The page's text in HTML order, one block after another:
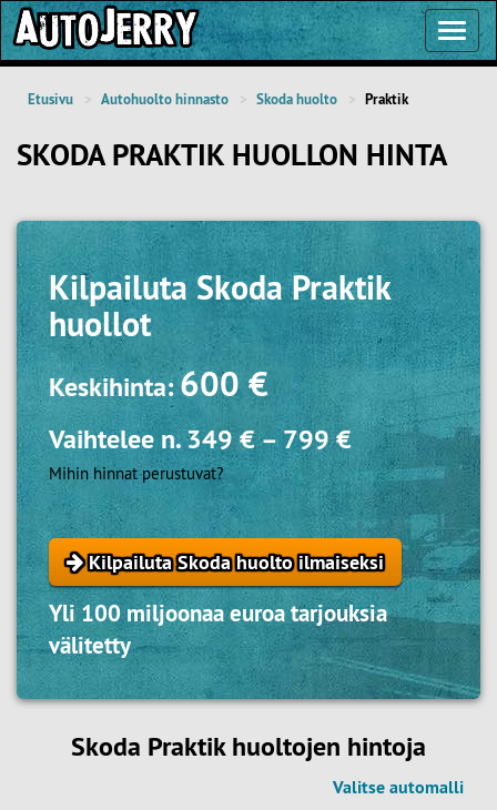
Etusivu Autohuolto hinnasto Skoda huolto Praktik
SKODA PRAKTIK HUOLLON HINTA
KilpailutaSkoda Praktik
huollot
Keskihinta:600 €
Vaihtelee n.349 €–799 €
Mihin hinnat perustuvat?
Kilpailuta Skoda huolto ilmaiseksi
Yli 100 miljoonaa euroa tarjouksia
välitetty
Skoda Praktik huoltojen hintoja
Valitse automalli